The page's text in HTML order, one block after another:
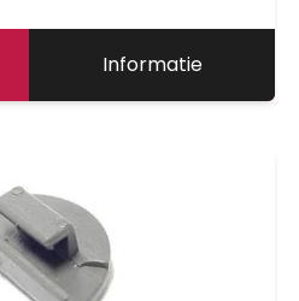
Informatie